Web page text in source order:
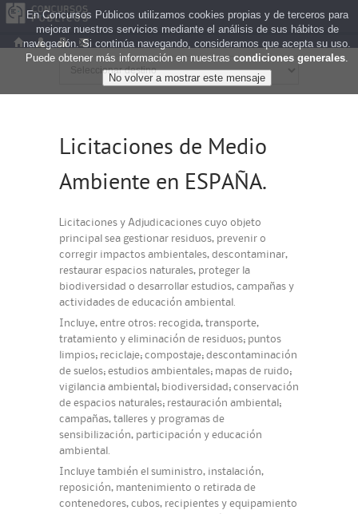
Licitaciones de Medio
Ambiente en ESPAÑA.
Licitaciones y Adjudicaciones cuyo objeto
principal sea gestionar residuos, prevenir o
corregir impactos ambientales, descontaminar,
restaurar espacios naturales, proteger la
biodiversidad o desarrollar estudios, campañas y
actividades de educación ambiental.
Incluye, entre otros: recogida, transporte,
tratamiento y eliminación de residuos; puntos
limpios; reciclaje; compostaje; descontaminación
de suelos; estudios ambientales; mapas de ruido;
vigilancia ambiental; biodiversidad; conservación
de espacios naturales; restauración ambiental;
campañas, talleres y programas de
sensibilización, participación y educación
ambiental.
Incluye también el suministro, instalación,
reposición, mantenimiento o retirada de
contenedores, cubos, recipientes y equipamiento
En Concursos Públicos utilizamos cookies propias y de terceros para
mejorar nuestros servicios mediante el análisis de sus hábitos de
navegación. Si continúa navegando, consideramos que acepta su uso.
Puede obtener más información en nuestras condiciones generales.